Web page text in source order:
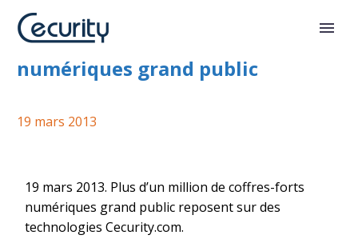
Cecurity.com et les coffres-forts
numériques grand public
19 mars 2013
19 mars 2013. Plus d’un million de coffres-forts
numériques grand public reposent sur des
technologies Cecurity.com.